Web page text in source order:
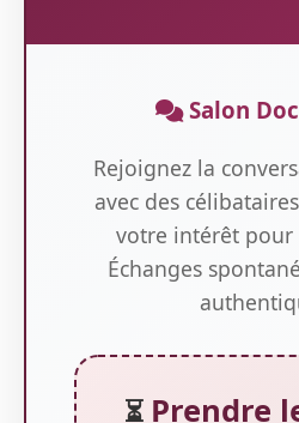
Salon
Rejoignez la
avec des
votre intérêt pour
Échanges
⏳ Prendre